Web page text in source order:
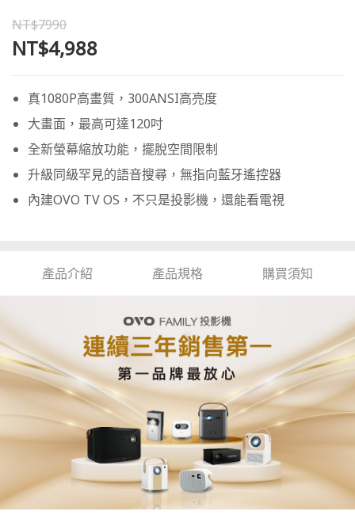
NT$7990
NT$4,988
真1080P高畫質，300ANSI高亮度
大畫面，最高可達120吋
全新螢幕縮放功能，擺脫空間限制
升級同級罕見的語音搜尋，無指向藍牙遙控器
內建OVO TV OS，不只是投影機，還能看電視
產品介紹 產品規格 購買須知